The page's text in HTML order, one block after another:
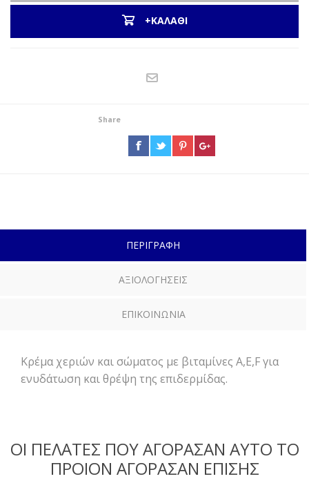
+ΚΑΛΑΘΙ
Share
ΠΕΡΙΓΡΑΦΗ
ΑΞΙΟΛΟΓΗΣΕΙΣ
ΕΠΙΚΟΙΝΩΝΙΑ
Κρέμα χεριών και σώματος με βιταμίνες Α,Ε,F για
ενυδάτωση και θρέψη της επιδερμίδας.
ΟΙ ΠΕΛΑΤΕΣ ΠΟΥ ΑΓΟΡΑΣΑΝ ΑΥΤΟ ΤΟ
ΠΡΟΙΟΝ ΑΓΟΡΑΣΑΝ ΕΠΙΣΗΣ